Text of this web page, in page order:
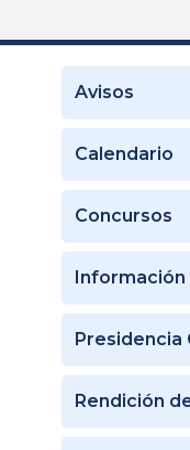
Avisos
Calendario
Concursos
Información
Presidencia
Rendición